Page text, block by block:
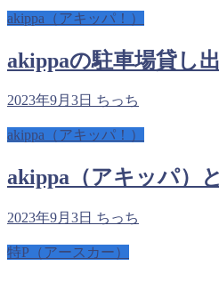
akippa（アキッパ！）
akippaの駐車場貸し
2023年9月3日 ちっち
akippa（アキッパ！）
akippa（アキッパ）
2023年9月3日 ちっち
特P（アースカー）